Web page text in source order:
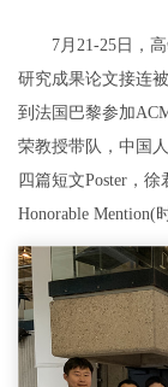
7月21-25日，
研究成果论文接连
到法国巴黎参加
荣教授带队，中国
四篇短文Poster，
Honorable Mention(